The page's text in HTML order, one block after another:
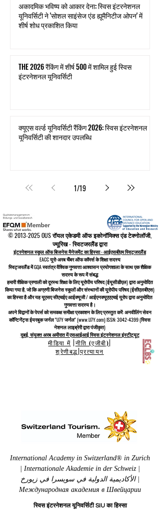
अकादमिक भविष्य को आकार देना: स्विस इंटरनेशनल
यूनिवर्सिटी ने 'सोशल साइंसेज एंड ह्यूमैनिटीज ओपन' में
शीर्ष शोध प्रकाशित किया
THE 2026 रैंकिंग में शीर्ष 500 में शामिल हुई स्विस
इंटरनेशनल यूनिवर्सिटी
क्यूएस वर्ल्ड यूनिवर्सिटी रैंकिंग 2026: स्विस इंटरनेशनल
यूनिवर्सिटी की शानदार उपलब्धि
1/19
©2013-2025OUS रॉयल एकेडमी ऑफ इकोनॉमिक्स एंड टेक्नोलॉजी,
ज्यूरिख - स्विटजरलैंड द्वारा
इंटरनेशनल स्कूल ऑफ बिजनेस मैनेजमेंट का हिस्सा - आईएसबीएम स्विट्जरलैंड
EACC यूरो-अरब चैंबर ऑफ कॉमर्स के शिक्षा सदस्य
स्विट्जरलैंड मेंGQA स्वतंत्र वैश्विक गुणवत्ता आश्वासन प्रयोगशाला के साथ एक शैक्षिक
सदस्य के रूप में संबद्ध
हमारी शैक्षिक प्रणाली कोदूरस्थ शिक्षा के लिए यूरोपीय परिषद(ईयूसीडीएल)द्वारा अनुमोदित
किया गया है, जो किअग्रणी बिजनेस स्कूलों और संस्थानों की यूरोपीय परिषद (ईसीएलबीएस)
का हिस्सा है और यह यूएसए सीएचईए आईक्यूजी / आईएनक्यूएएएचई यूरोप द्वारा अनुमोदित
गुणवत्ता सदस्य है।
अपने विद्वानों के पेपर्स को समकक्ष समीक्षा प्रकाशन के लिए प्रस्तुत करें: अनवीलिंग सेवन
कॉन्टिनेंट्स ईयरबुक जर्नल "U7Y जर्नल" (www.U7Y.com) ISSN: 3042-4399 (स्विस
नेशनल लाइब्रेरी द्वारा पंजीकृत)
दुबई, संयुक्त अरब अमीरात में एसआईआई स्विस इंटरनेशनल इंस्टीट्यूट
मीडिया में नीति (एजीबी)
श्रेणीबद्ध प्रत्यायन
International Academy in Switzerland® in Zurich
| Internationale Akademie in der Schweiz |
الأكاديمية الدولية في سويسرا في زيورخ |
Международная академия в Швейцарии
स्विस इंटरनेशनल यूनिवर्सिटी SIU का हिस्सा